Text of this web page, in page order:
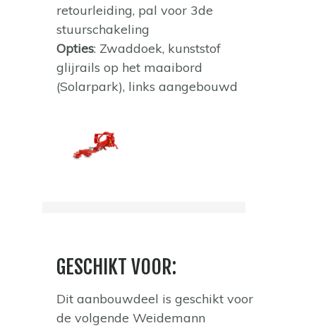
retourleiding, pal voor 3de
stuurschakeling
Opties: Zwaddoek, kunststof
glijrails op het maaibord
(Solarpark), links aangebouwd
GESCHIKT VOOR:
Dit aanbouwdeel is geschikt voor
de volgende Weidemann